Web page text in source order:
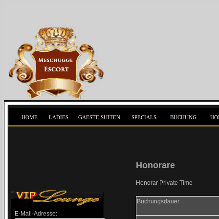
E-Mail-Adresse:
Honorare
Honorar Private Time
Buchungsdauer
HOME LADIES GAESTE SUITEN SPECIALS BUCHUNG